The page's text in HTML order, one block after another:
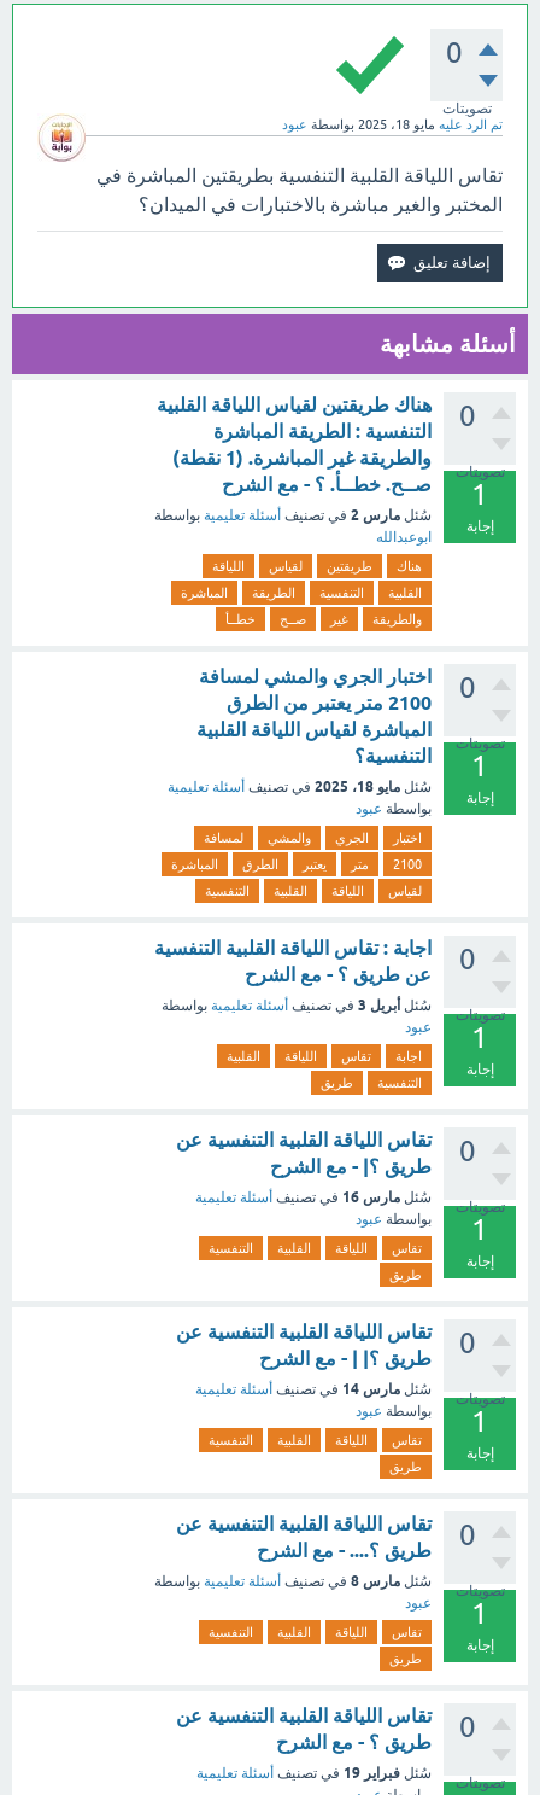
0
تصويتات
تم الرد عليه مايو 18، 2025 بواسطة عبود
تقاس اللياقة القلبية التنفسية بطريقتين المباشرة في
المختبر والغير مباشرة بالاختبارات في الميدان؟
أسئلة مشابهة
0
تصويتات
1
إجابة
هناك طريقتين لقياس اللياقة القلبية
التنفسية : الطريقة المباشرة
والطريقة غير المباشرة. (1 نقطة)
صــح. خطــأ. ؟ - مع الشرح
سُئل مارس 2 في تصنيف أسئلة تعليمية بواسطة
ابوعبدالله
هناك طريقتين لقياس
اللياقة
القلبية
التنفسية الطريقة
المباشرة
والطريقة
غير صــح خطــأ
0
تصويتات
1
إجابة
اختبار الجري والمشي لمسافة
2100 متر يعتبر من الطرق
المباشرة لقياس اللياقة القلبية
التنفسية؟
سُئل مايو 18، 2025 في تصنيف أسئلة تعليمية
بواسطة عبود
اختبار الجري والمشي
لمسافة
2100
متر يعتبر الطرق
المباشرة
لقياس
اللياقة القلبية التنفسية
0
تصويتات
1
إجابة
اجابة : تقاس اللياقة القلبية التنفسية
عن طريق ؟ - مع الشرح
سُئل أبريل 3 في تصنيف أسئلة تعليمية بواسطة
عبود
اجابة تقاس اللياقة
القلبية
التنفسية
طريق
0
تصويتات
1
إجابة
تقاس اللياقة القلبية التنفسية عن
طريق ؟| - مع الشرح
سُئل مارس 16 في تصنيف أسئلة تعليمية
بواسطة عبود
تقاس اللياقة القلبية
التنفسية
طريق
0
تصويتات
1
إجابة
تقاس اللياقة القلبية التنفسية عن
طريق ؟| | - مع الشرح
سُئل مارس 14 في تصنيف أسئلة تعليمية
بواسطة عبود
تقاس اللياقة القلبية
التنفسية
طريق
0
تصويتات
1
إجابة
تقاس اللياقة القلبية التنفسية عن
طريق ؟.... - مع الشرح
سُئل مارس 8 في تصنيف أسئلة تعليمية بواسطة
عبود
تقاس اللياقة القلبية
التنفسية
طريق
0
تصويتات
تقاس اللياقة القلبية التنفسية عن
طريق ؟ - مع الشرح
سُئل فبراير 19 في تصنيف أسئلة تعليمية